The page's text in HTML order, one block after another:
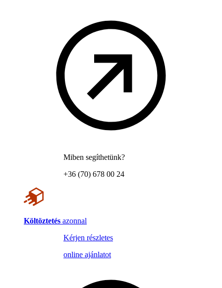
Miben segíthetünk?
+36 (70) 678 00 24
Költöztetés azonnal
Kérjen részletes
online ajánlatot